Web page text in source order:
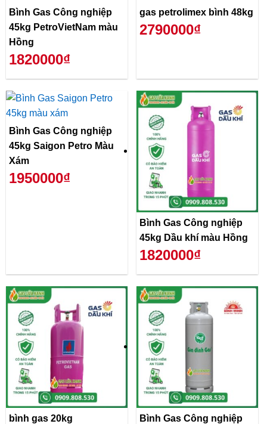
Bình Gas Công nghiệp
45kg PetroVietNam màu
Hồng
1820000₫
gas petrolimex bình 48kg
2790000₫
Bình Gas Công nghiệp
45kg Saigon Petro Màu
Xám
1950000₫
Bình Gas Công nghiệp
45kg Dầu khí màu Hồng
1820000₫
bình gas 20kg
Bình Gas Công nghiệp